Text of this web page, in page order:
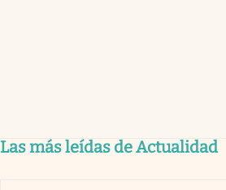
Las más leídas de Actualidad